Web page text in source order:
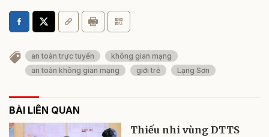
an toàn trực tuyến
không gian mạng
an toàn không gian mạng
giới trẻ Lạng Sơn
BÀI LIÊN QUAN
Thiếu nhi vùng DTTS